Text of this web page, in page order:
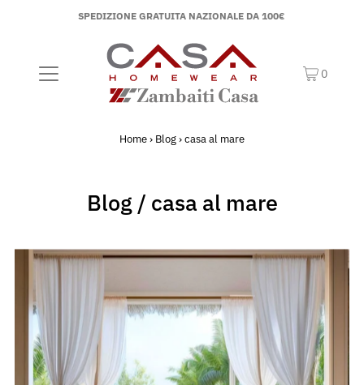
SPEDIZIONE GRATUITA NAZIONALE DA 100€
0
Home› Blog›casa al mare
Blog/ casa al mare